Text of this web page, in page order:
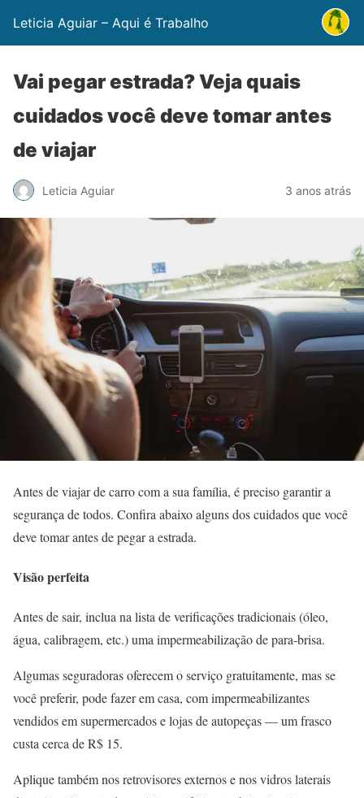
Leticia Aguiar – Aqui é Trabalho
Vai pegar estrada? Veja quais
cuidados você deve tomar antes
de viajar
Leticia Aguiar 3 anos atrás
Antes de viajar de carro com a sua família, é preciso garantir a
segurança de todos. Confira abaixo alguns dos cuidados que você
deve tomar antes de pegar a estrada.
Visão perfeita
Antes de sair, inclua na lista de verificações tradicionais (óleo,
água, calibragem, etc.) uma impermeabilização de para-brisa.
Algumas seguradoras oferecem o serviço gratuitamente, mas se
você preferir, pode fazer em casa, com impermeabilizantes
vendidos em supermercados e lojas de autopeças — um frasco
custa cerca de R$ 15.
Aplique também nos retrovisores externos e nos vidros laterais